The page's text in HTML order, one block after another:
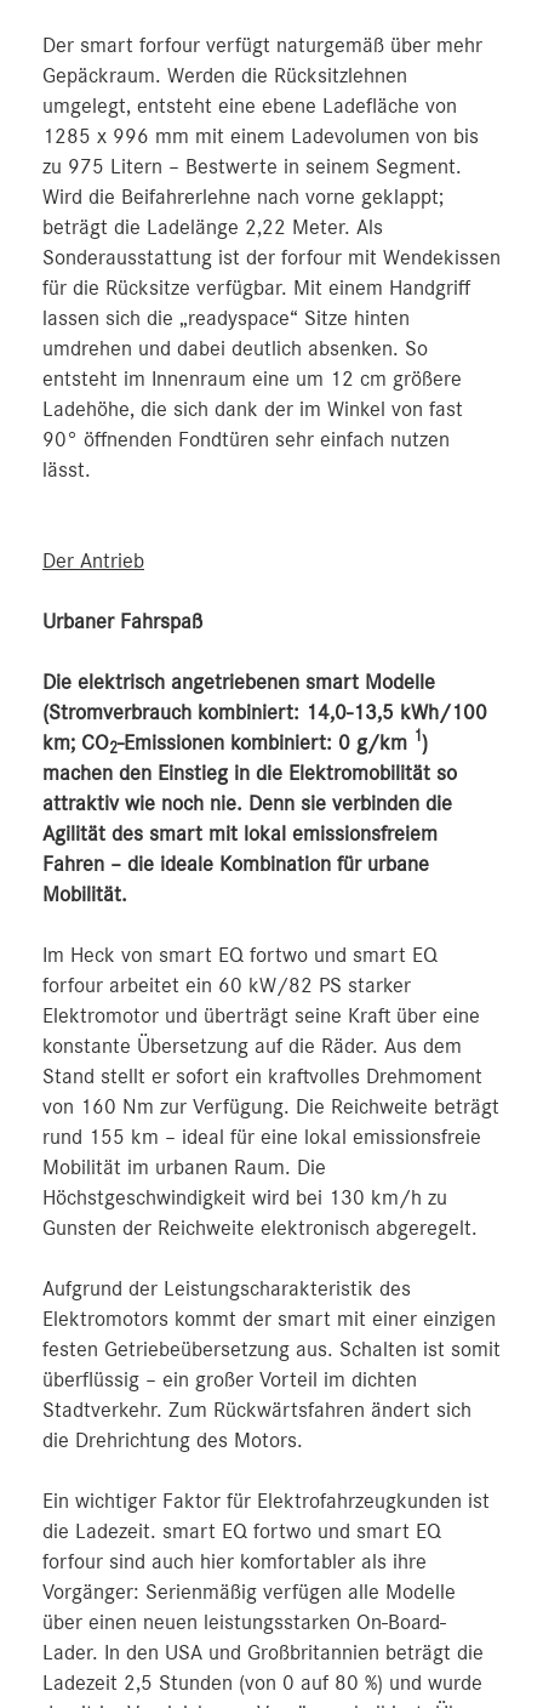
Der smart forfour verfügt naturgemäß über mehr
Gepäckraum. Werden die Rücksitzlehnen
umgelegt, entsteht eine ebene Ladefläche von
1285 x 996 mm mit einem Ladevolumen von bis
zu 975 Litern – Bestwerte in seinem Segment.
Wird die Beifahrerlehne nach vorne geklappt;
beträgt die Ladelänge 2,22 Meter. Als
Sonderausstattung ist der forfour mit Wendekissen
für die Rücksitze verfügbar. Mit einem Handgriff
lassen sich die „readyspace“ Sitze hinten
umdrehen und dabei deutlich absenken. So
entsteht im Innenraum eine um 12 cm größere
Ladehöhe, die sich dank der im Winkel von fast
90° öffnenden Fondtüren sehr einfach nutzen
lässt.
Der Antrieb
Urbaner Fahrspaß
Die elektrisch angetriebenen smart Modelle
(Stromverbrauch kombiniert: 14,0-13,5 kWh/100
km; CO2-Emissionen kombiniert: 0 g/km 1 )
machen den Einstieg in die Elektromobilität so
attraktiv wie noch nie. Denn sie verbinden die
Agilität des smart mit lokal emissionsfreiem
Fahren – die ideale Kombination für urbane
Mobilität.
Im Heck von smart EQ fortwo und smart EQ
forfour arbeitet ein 60 kW/82 PS starker
Elektromotor und überträgt seine Kraft über eine
konstante Übersetzung auf die Räder. Aus dem
Stand stellt er sofort ein kraftvolles Drehmoment
von 160 Nm zur Verfügung. Die Reichweite beträgt
rund 155 km – ideal für eine lokal emissionsfreie
Mobilität im urbanen Raum. Die
Höchstgeschwindigkeit wird bei 130 km/h zu
Gunsten der Reichweite elektronisch abgeregelt.
Aufgrund der Leistungscharakteristik des
Elektromotors kommt der smart mit einer einzigen
festen Getriebeübersetzung aus. Schalten ist somit
überflüssig – ein großer Vorteil im dichten
Stadtverkehr. Zum Rückwärtsfahren ändert sich
die Drehrichtung des Motors.
Ein wichtiger Faktor für Elektrofahrzeugkunden ist
die Ladezeit. smart EQ fortwo und smart EQ
forfour sind auch hier komfortabler als ihre
Vorgänger: Serienmäßig verfügen alle Modelle
über einen neuen leistungsstarken On-Board-
Lader. In den USA und Großbritannien beträgt die
Ladezeit 2,5 Stunden (von 0 auf 80 %) und wurde